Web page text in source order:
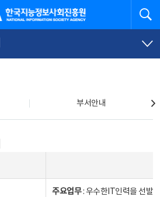
정보사회진흥원
부서안내
주요업무: 우수한IT인력을 선발